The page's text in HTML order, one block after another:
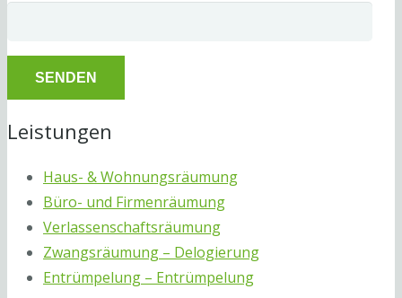
Leistungen
Haus- & Wohnungsräumung
Büro- und Firmenräumung
Verlassenschaftsräumung
Zwangsräumung – Delogierung
Entrümpelung – Entrümpelung